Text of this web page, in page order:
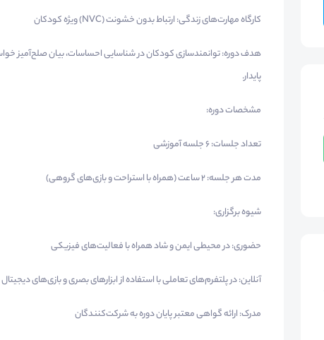
کارگاه مهارت‌های زندگی: ارتباط بدون خشونت (NVC) ویژه کودکان
هدف دوره: توانمندسازی کودکان در شناسایی احساسات، بیان صلح‌آمیز
پایدار.
مشخصات دوره:
تعداد جلسات: ۶ جلسه آموزشی
مدت هر جلسه: ۲ ساعت (همراه با استراحت و بازی‌های گروهی)
شیوه برگزاری:
حضوری: در محیطی ایمن و شاد همراه با فعالیت‌های فیزیکی
آنلاین: در پلتفرم‌های تعاملی با استفاده از ابزارهای بصری و بازی‌های دیجیتال
مدرک: ارائه گواهی معتبر پایان دوره به شرکت‌کنندگان